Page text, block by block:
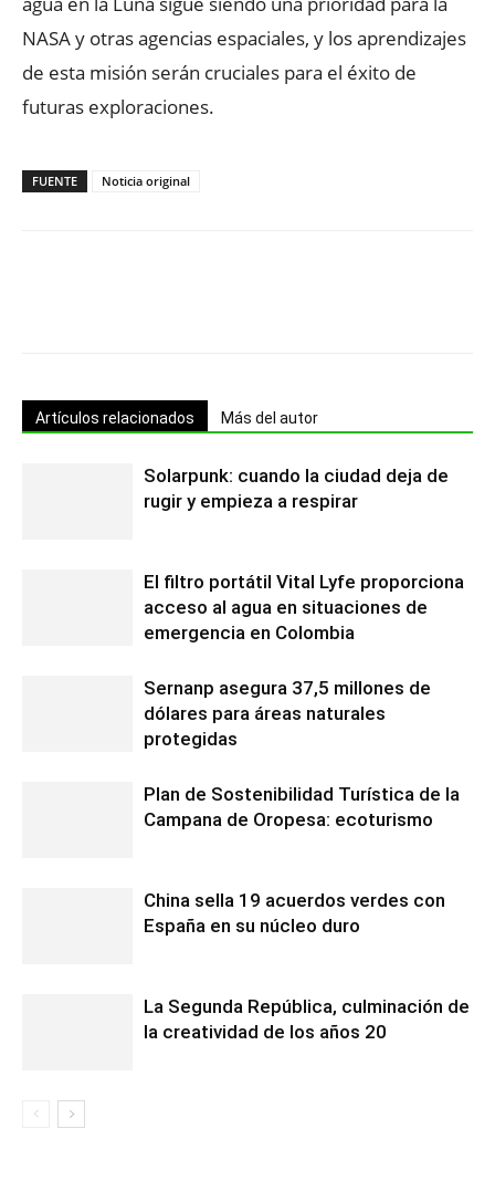
NASA y otras agencias espaciales, y los aprendizajes
de esta misión serán cruciales para el éxito de
futuras exploraciones.
FUENTE Noticia original
Artículos relacionados Más del autor
Solarpunk: cuando la ciudad deja de
rugir y empieza a respirar
El filtro portátil Vital Lyfe proporciona
acceso al agua en situaciones de
emergencia en Colombia
Sernanp asegura 37,5 millones de
dólares para áreas naturales
protegidas
Plan de Sostenibilidad Turística de la
Campana de Oropesa: ecoturismo
China sella 19 acuerdos verdes con
España en su núcleo duro
La Segunda República, culminación de
la creatividad de los años 20